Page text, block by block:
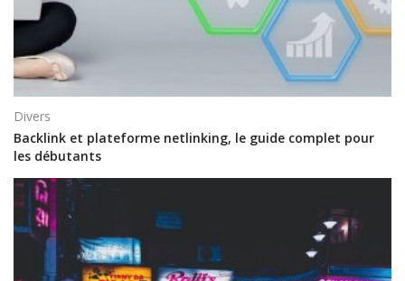
Divers
Backlink et plateforme netlinking, le guide complet pour
les débutants